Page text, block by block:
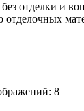
отделки и
отделочных
8